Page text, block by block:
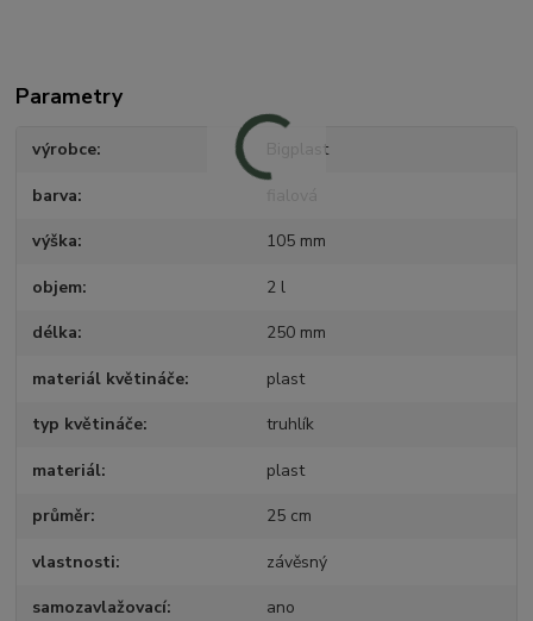
Parametry
výrobce Bigplast
barva
výška 105 mm
objem 2 l
délka 250 mm
materiál květináče plast
typ květináče truhlík
materiál plast
průměr 25 cm
vlastnosti závěsný
samozavlažovací ano